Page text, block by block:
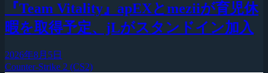
『Team Vitality』apEXとmeziiが育児休
暇を取得予定、jLがスタンドイン加入
2026年8月5日
Counter-Strike 2 (CS2)